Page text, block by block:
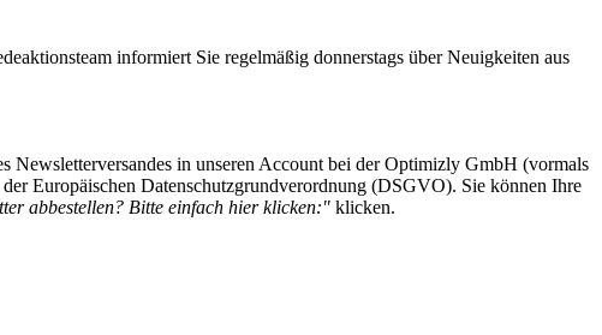
informiert Sie regelmäßig donnerstags über Neuigkeiten aus
in unseren Account bei der Optimizly GmbH (vormals
Europäischen Datenschutzgrundverordnung (DSGVO). Sie können Ihre
abbestellen? Bitte einfach hier klicken:" klicken.